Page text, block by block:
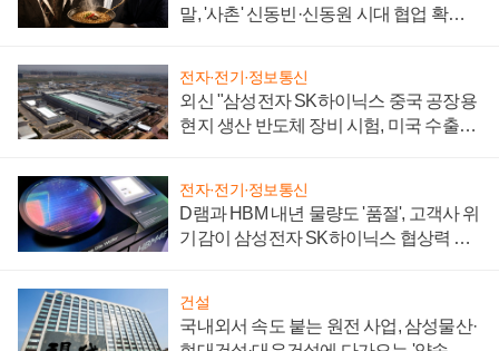
말, '사촌' 신동빈·신동원 시대 협업 확대
전자·전기·정보통신
외신 "삼성전자 SK하이닉스 중국 공장용
현지 생산 반도체 장비 시험, 미국 수출통
전자·전기·정보통신
D램과 HBM 내년 물량도 '품절', 고객사 위
기감이 삼성전자 SK하이닉스 협상력 더
건설
국내외서 속도 붙는 원전 사업, 삼성물산·